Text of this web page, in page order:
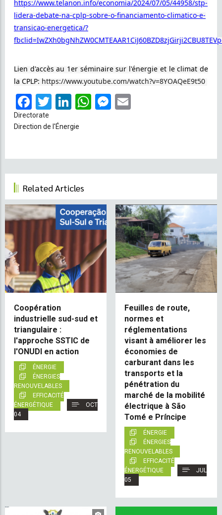
https://www.telanon.info/economia/2024/07/05/44958/stp-
lidera-debate-na-cplp-sobre-o-financiamento-climatico-e-
transicao-energetica/?
Lien d'accès au 1er séminaire sur l'énergie et le climat de
la CPLP: https://www.youtube.com/watch?v=8YOAQeE9t50
Facebook
Twitter
LinkedIn
WhatsApp
Messenger
Directorate
Direction de l'Énergie
Related Articles
Coopération
industrielle sud-sud et
triangulaire :
l'approche SSTIC de
l'ONUDI en action
ÉNERGIE
ÉNERGIES
RENOUVELABLES
EFFICACITÉ
ÉNERGÉTIQUE
OCT
04
Feuilles de route,
normes et
réglementations
visant à améliorer les
économies de
carburant dans les
transports et la
pénétration du
marché de la mobilité
électrique à São
Tomé e Príncipe
ÉNERGIE
ÉNERGIES
RENOUVELABLES
EFFICACITÉ
ÉNERGÉTIQUE
JUL
05